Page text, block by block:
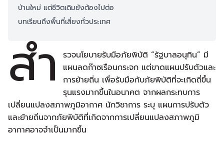
บ้านใหม่ แต่ชีวิตเดิมยังต้องไปต่อ
บทเรียนถึงพื้นที่เสี่ยงทั่วประเทศ
สำ
รวจนโยบายรับมือภัยพิบัติ “รัฐบาลอนุทิน” มี
แผนลดก๊าซเรือนกระจก แต่ขาดแผนปรับตัวและ
การย้ายถิ่น เพื่อรับมือกับภัยพิบัติที่จะเกิดถี่ขึ้น
รุนแรงมากขึ้นในอนาคต จากผลกระทบการ
เปลี่ยนแปลงสภาพภูมิอากาศ นักวิชาการ ระบุ แผนการปรับตัว
และย้ายถิ่นจากภัยพิบัติที่เกิดจากการเปลี่ยนแปลงสภาพภูมิ
อากาศอาจจำเป็นมากขึ้น